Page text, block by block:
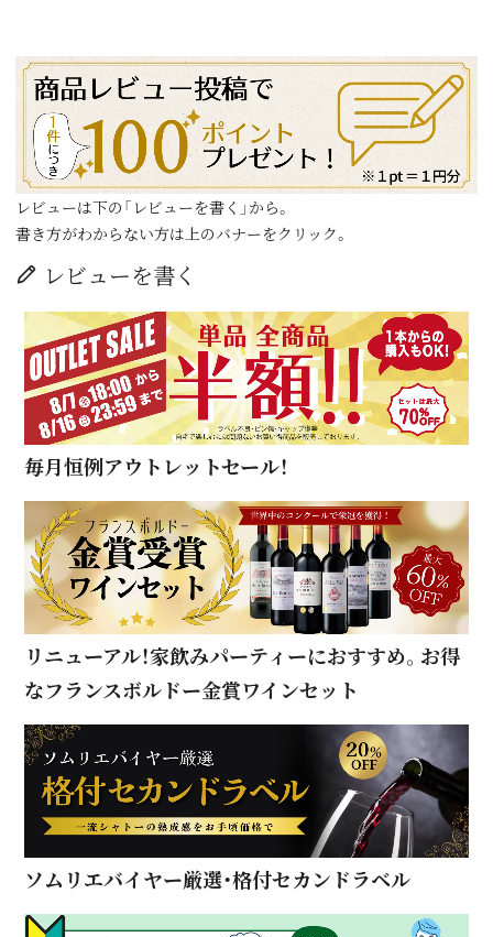
レビューは下の「レビューを書く」から。
書き方がわからない方は上のバナーをクリック。
レビューを書く
毎月恒例アウトレットセール！
リニューアル！家飲みパーティーにおすすめ。お得
なフランスボルドー金賞ワインセット
ソムリエバイヤー厳選・格付セカンドラベル